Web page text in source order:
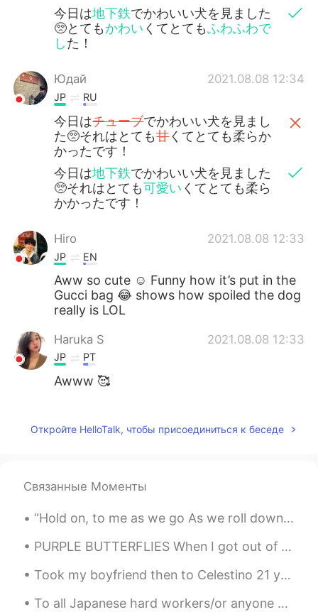
今日は地下鉄でかわいい犬を見ました
🥺とてもかわい くてとてもふわふわで
した！
Юдай 2021.08.08 12:34
JP RU
今日はチューブでかわいい犬を見まし
た🥺それはとても甘くてとても柔らか
かったです！
今日は地下鉄でかわいい犬を見ました
🥺それはとても可愛い くてとても柔ら
かかったです！
Hiro 2021.08.08 12:33
JP EN
Aww so cute ☺️ Funny how it’s put in the
Gucci bag 😂 shows how spoiled the dog
really is LOL
Haruka S 2021.08.08 12:33
JP PT
Awww 🥰
JP EN
Откройте HelloTalk, чтобы присоединиться к беседе
Связанные Моменты
“Hold on, to me as we go As we roll down this unfamiliar road And although this wave is stringing...
PURPLE BUTTERFLIES When I got out of my car I looked up to see, butterflies, quickly I thought ...
Took my boyfriend then to Celestino 21 years ago. We went back today with our son and Grandmothe...
To all Japanese hard workers/or anyone who's in trouble, please stay strong!! if you feel like t...